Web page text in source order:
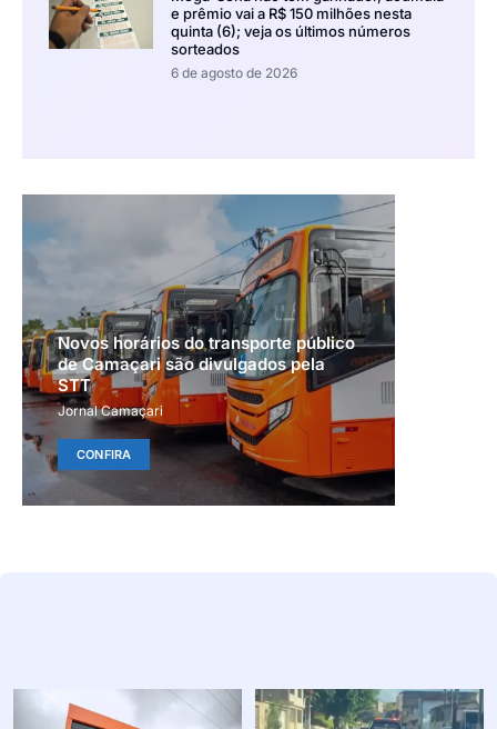
e prêmio vai a R$ 150 milhões nesta
quinta (6); veja os últimos números
sorteados
6 de agosto de 2026
Novos horários do transporte público
de Camaçari são divulgados pela
STT
Jornal Camaçari
CONFIRA